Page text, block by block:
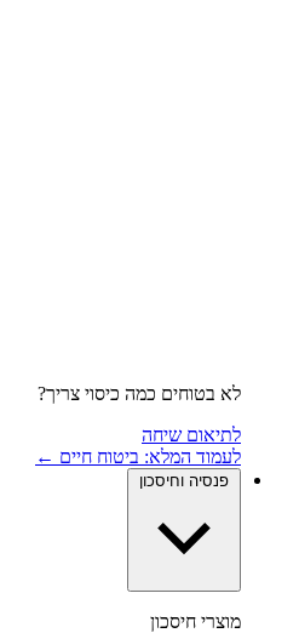
לא בטוחים כמה כיסוי צריך?
לתיאום שיחה
לעמוד המלא: ביטוח חיים ←
פנסיה וחיסכון
מוצרי חיסכון